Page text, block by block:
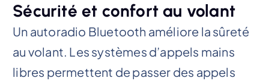
Sécurité et confort au volant
Un autoradio Bluetooth améliore la sûreté
au volant. Les systèmes d’appels mains
libres permettent de passer des appels